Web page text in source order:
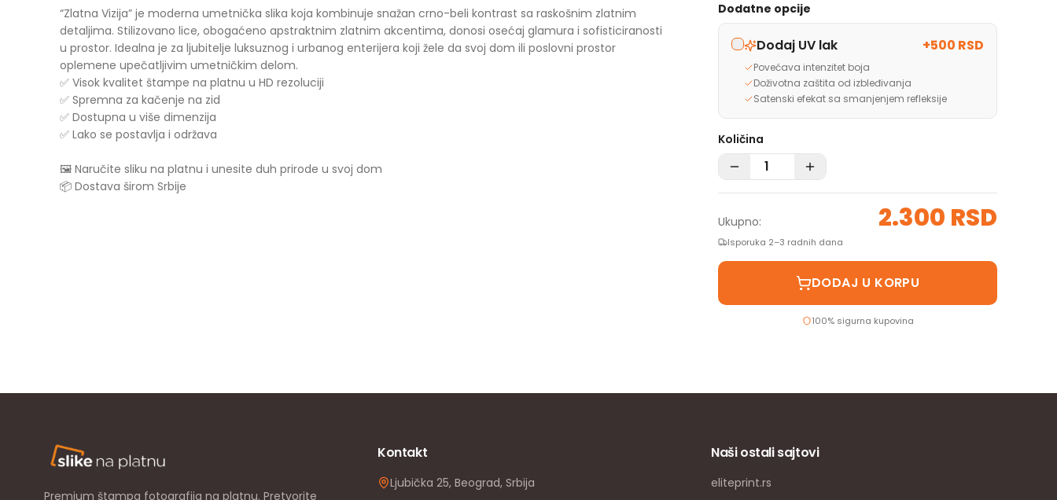
“Zlatna Vizija” je moderna umetnička slika koja kombinuje snažan crno-beli kontrast sa raskošnim zlatnim
detaljima. Stilizovano lice, obogaćeno apstraktnim zlatnim akcentima, donosi osećaj glamura i sofisticiranosti
u prostor. Idealna je za ljubitelje luksuznog i urbanog enterijera koji žele da svoj dom ili poslovni prostor
oplemene upečatljivim umetničkim delom.
✅ Visok kvalitet štampe na platnu u HD rezoluciji
✅ Spremna za kačenje na zid
✅ Dostupna u više dimenzija
✅ Lako se postavlja i održava
🖼️ Naručite sliku na platnu i unesite duh prirode u svoj dom
📦 Dostava širom Srbije
Dodatne opcije
Dodaj UV lak +500 RSD
Povećava intenzitet boja
Doživotna zaštita od izbleđivanja
Satenski efekat sa smanjenjem refleksije
Količina
Ukupno: 2.300 RSD
Isporuka 2–3 radnih dana
DODAJ U KORPU
100% sigurna kupovina
Premium štampa fotografija na platnu. Pretvorite
Kontakt
Ljubička 25, Beograd, Srbija
Naši ostali sajtovi
eliteprint.rs